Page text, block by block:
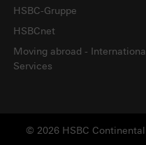
HSBC-Gruppe
HSBCnet
Moving abroad -
Services
© 2026 HSBC